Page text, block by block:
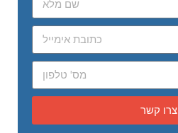
צרו קשר